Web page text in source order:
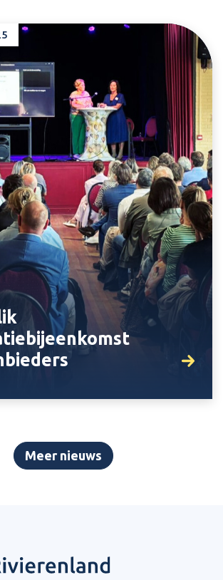
Meer nieuws